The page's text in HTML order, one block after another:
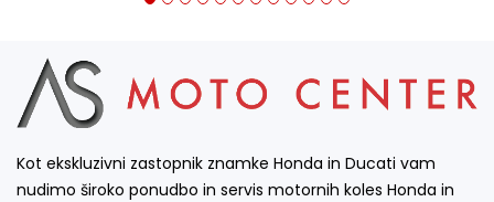
Kot ekskluzivni zastopnik znamke Honda in Ducati vam
nudimo široko ponudbo in servis motornih koles Honda in